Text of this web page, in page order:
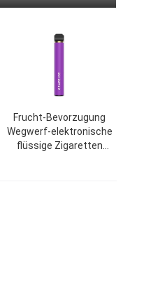
Frucht-Bevorzugung
Wegwerf-elektronische
flüssige Zigaretten